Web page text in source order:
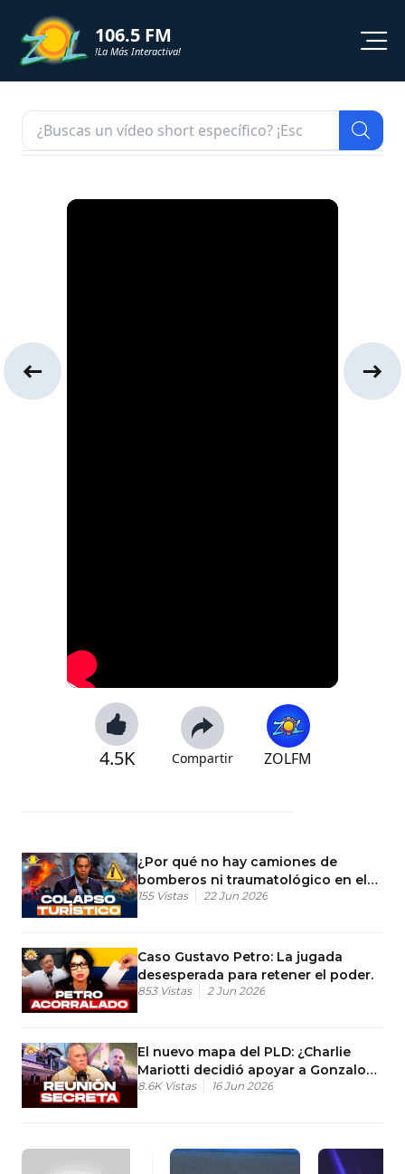
106.5 FM
!La Más Interactiva!
NOTICIAS
ZOL TV
4.5K Compartir ZOLFM
¿Por qué no hay camiones de
bomberos ni traumatológico en el
Este?
155 Vistas 22 Jun 2026
Caso Gustavo Petro: La jugada
desesperada para retener el poder.
853 Vistas 2 Jun 2026
El nuevo mapa del PLD: ¿Charlie
Mariotti decidió apoyar a Gonzalo
Castillo?
8.6K Vistas 16 Jun 2026